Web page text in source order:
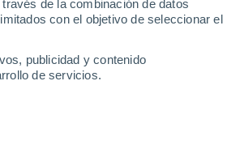
de la combinación de datos
con el objetivo de seleccionar el
publicidad y contenido
de servicios.